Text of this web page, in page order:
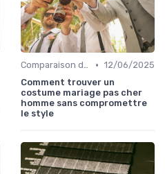
Comparaison de Prix et de Marques • 12/06/2025
Comment trouver un
costume mariage pas cher
homme sans compromettre
le style